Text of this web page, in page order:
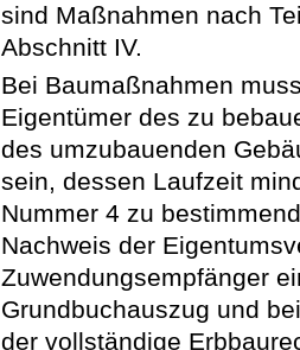
sind Maßnahmen nach
Abschnitt IV.
Bei Baumaßnahmen
Eigentümer des zu
des umzubauenden
sein, dessen Laufzeit
Nummer 4 zu
Nachweis der
Zuwendungsempfänger
Grundbuchauszug und
der vollständige